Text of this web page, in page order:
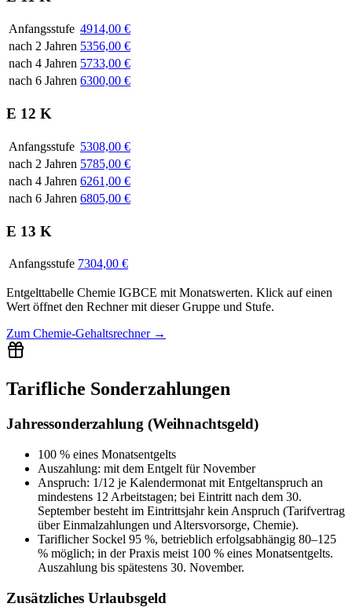
Anfangsstufe 4914,00 €
nach 2 Jahren 5356,00 €
nach 4 Jahren 5733,00 €
nach 6 Jahren 6300,00 €
E 12 K
Anfangsstufe 5308,00 €
nach 2 Jahren 5785,00 €
nach 4 Jahren 6261,00 €
nach 6 Jahren 6805,00 €
E 13 K
Anfangsstufe 7304,00 €
Entgelttabelle Chemie IGBCE mit Monatswerten. Klick auf einen
Wert öffnet den Rechner mit dieser Gruppe und Stufe.
Zum Chemie-Gehaltsrechner→
Tarifliche Sonderzahlungen
Jahressonderzahlung (Weihnachtsgeld)
100 % eines Monatsentgelts
Auszahlung: mit dem Entgelt fürNovember
Anspruch: 1/12 je Kalendermonat mit Entgeltanspruch an
mindestens 12 Arbeitstagen; bei Eintritt nach dem 30.
September besteht im Eintrittsjahr kein Anspruch (Tarifvertrag
über Einmalzahlungen und Altersvorsorge, Chemie).
Tariflicher Sockel 95 %, betrieblich erfolgsabhängig 80–125
% möglich; in der Praxis meist 100 % eines Monatsentgelts.
Auszahlung bis spätestens 30. November.
Zusätzliches Urlaubsgeld